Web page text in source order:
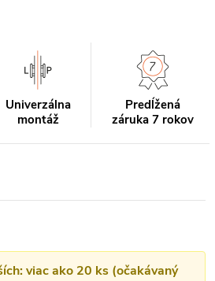
Univerzálna
montáž
Predĺžená
záruka 7 rokov
viac ako 20 ks (očakávaný